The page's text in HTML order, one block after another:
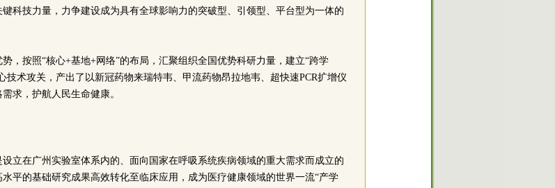
科技力量，力争建设成为具有全球影响力的突破型、引领型、平台型为一体的
，按照“核心+基地+网络”的布局，汇聚组织全国优势科研力量，建立“跨学
技术攻关，产出了以新冠药物来瑞特韦、甲流药物昂拉地韦、超快速PCR扩增仪
求，护航人民生命健康。
立在广州实验室体系内的、面向国家在呼吸系统疾病领域的重大需求而成立的
平的基础研究成果高效转化至临床应用，成为医疗健康领域的世界一流“产学